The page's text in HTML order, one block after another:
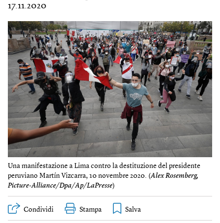
17.11.2020
Una manifestazione a Lima contro la destituzione del presidente
peruviano Martín Vizcarra, 10 novembre 2020. (Alex Rosemberg,
Picture-Alliance/Dpa/Ap/LaPresse)
Condividi Stampa